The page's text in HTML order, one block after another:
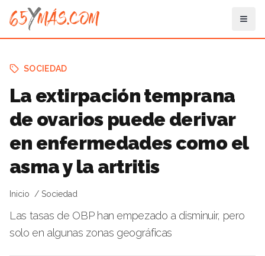
SOCIEDAD
La extirpación temprana
de ovarios puede derivar
en enfermedades como el
asma y la artritis
Inicio Sociedad
Las tasas de OBP han empezado a disminuir, pero
solo en algunas zonas geográficas